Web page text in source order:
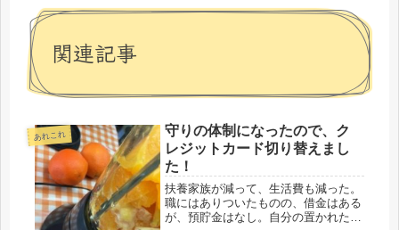
関連記事
あれこれ
守りの体制になったので、ク
レジットカード切り替えまし
た！
扶養家族が減って、生活費も減った。
職にはありついたものの、借金はある
が、預貯金はなし。自分の置かれた状